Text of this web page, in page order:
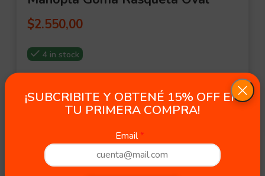
¡SUBCRIBITE Y OBTENÉ 15% OFF EN
TU PRIMERA COMPRA!
Email
$2.550,00
4 in stock